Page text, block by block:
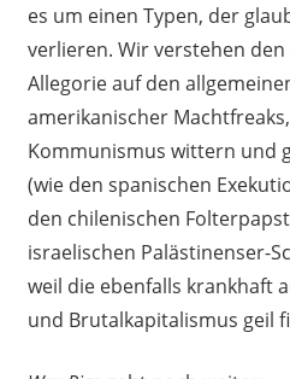
es um einen Typen, der
verlieren. Wir verstehen
Allegorie auf den
amerikanischer
Kommunismus wittern und
(wie den spanischen
den chilenischen
israelischen Palästinenser-
weil die ebenfalls krankhaft
und Brutalkapitalismus geil